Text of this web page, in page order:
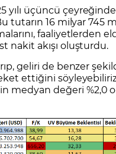
yılı üçüncü
tutarın 16 milyar 745
nakit akışı oluşturdu.
geliri de benzer
ettiğini
medyan değeri %2,0